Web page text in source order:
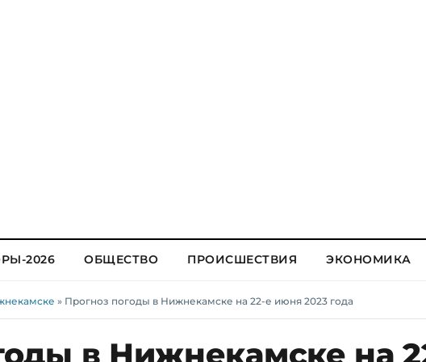
2026 ОБЩЕСТВО ПРОИСШЕСТВИЯ ЭКОНОМИКА
» Прогноз погоды в Нижнекамске на 22-е июня 2023 года
в Нижнекамске на